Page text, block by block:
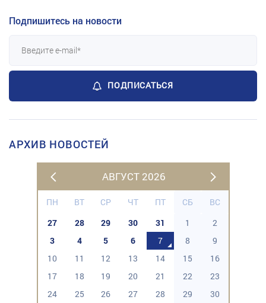
Подпишитесь на новости
ПОДПИСАТЬСЯ
АРХИВ НОВОСТЕЙ
АВГУСТ 2026
ПН ВТ СР ЧТ ПТ СБ
ВС
27
28 29 30 31 1
2
3
4 5 6 7 8
9
10
11 12 13 14 15
16
17
18 19 20 21 22
23
24
25 26 27 28 29
30